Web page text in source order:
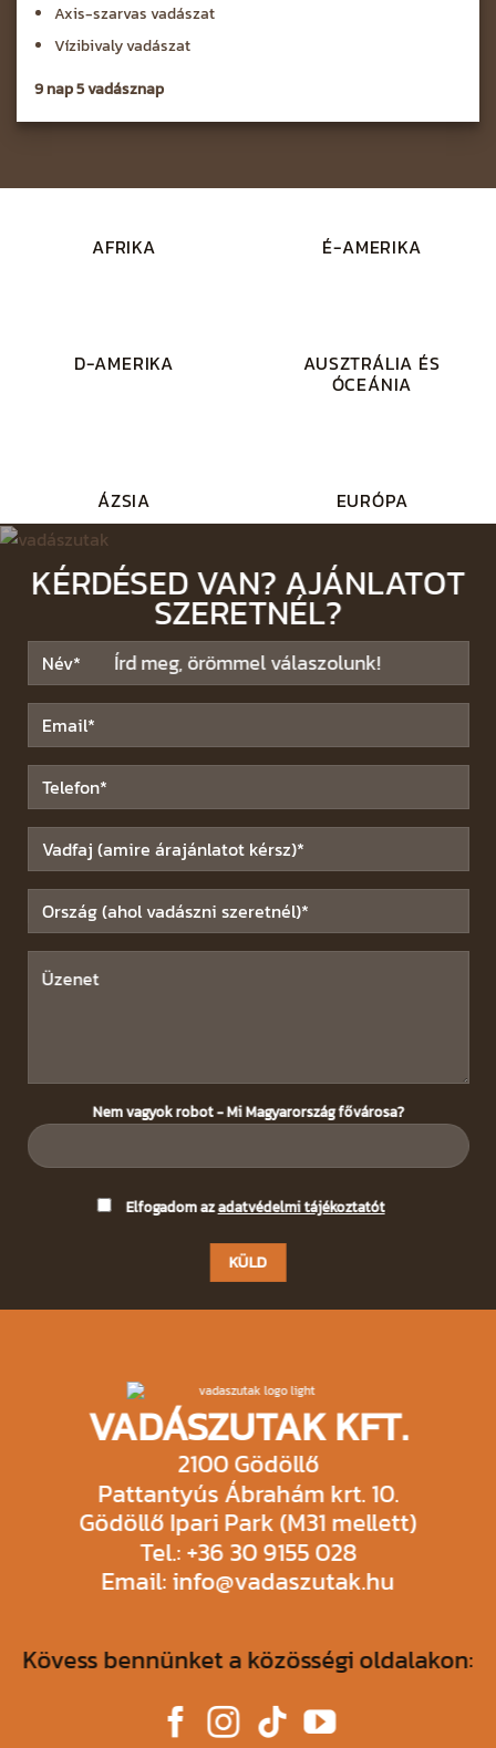
Axis-szarvas vadászat
Vízibivaly vadászat
9 nap 5 vadásznap
AFRIKA É-AMERIKA
D-AMERIKA AUSZTRÁLIA ÉS
ÓCEÁNIA
ÁZSIA EURÓPA
KÉRDÉSED VAN? AJÁNLATOT
SZERETNÉL?
Írd meg, örömmel válaszolunk!
Nem vagyok robot - Mi Magyarország fővárosa?
Elfogadom azadatvédelmi tájékoztatót
VADÁSZUTAK KFT.
2100 Gödöllő
Pattantyús Ábrahám krt. 10.
Gödöllő Ipari Park (M31 mellett)
Tel.: +36 30 9155 028
Email: info@vadaszutak.hu
Kövess bennünket a közösségi oldalakon: